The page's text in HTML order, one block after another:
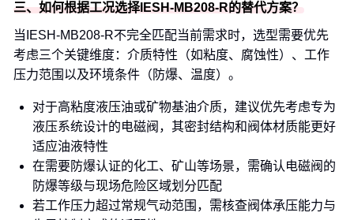
三、如何根据工况选择IESH-MB208-R的替代方案？
当IESH-MB208-R不完全匹配当前需求时，选型需要优先
考虑三个关键维度：介质特性（如粘度、腐蚀性）、工作
压力范围以及环境条件（防爆、温度）。
对于高粘度液压油或矿物基油介质，建议优先考虑专为
液压系统设计的电磁阀，其密封结构和阀体材质能更好
适应油液特性
在需要防爆认证的化工、矿山等场景，需确认电磁阀的
防爆等级与现场危险区域划分匹配
若工作压力超过常规气动范围，需核查阀体承压能力与